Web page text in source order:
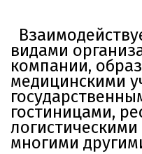
видами
компании,
медицинскими
гостиницами,
многими